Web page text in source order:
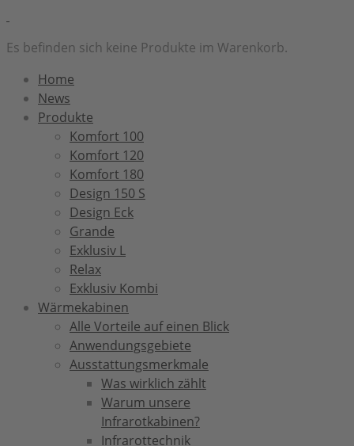
Es befinden sich keine Produkte im Warenkorb.
Home
News
Produkte
Komfort 100
Komfort 120
Komfort 180
Design 150 S
Design Eck
Grande
Exklusiv L
Relax
Exklusiv Kombi
Wärmekabinen
Alle Vorteile auf einen Blick
Anwendungsgebiete
Ausstattungsmerkmale
Was wirklich zählt
Warum unsere
Infrarotkabinen?
Infrarottechnik